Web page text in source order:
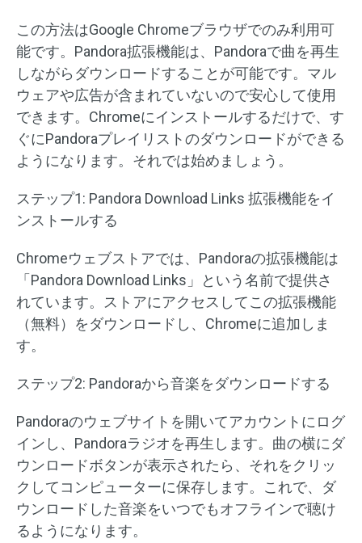
この方法はGoogle Chromeブラウザでのみ利用可
能です。Pandora拡張機能は、Pandoraで曲を再生
しながらダウンロードすることが可能です。マル
ウェアや広告が含まれていないので安心して使用
できます。Chromeにインストールするだけで、す
ぐにPandoraプレイリストのダウンロードができる
ようになります。それでは始めましょう。
ステップ1: Pandora Download Links 拡張機能をイ
ンストールする
Chromeウェブストアでは、Pandoraの拡張機能は
「Pandora Download Links」という名前で提供さ
れています。ストアにアクセスしてこの拡張機能
（無料）をダウンロードし、Chromeに追加しま
す。
ステップ2: Pandoraから音楽をダウンロードする
Pandoraのウェブサイトを開いてアカウントにログ
インし、Pandoraラジオを再生します。曲の横にダ
ウンロードボタンが表示されたら、それをクリッ
クしてコンピューターに保存します。これで、ダ
ウンロードした音楽をいつでもオフラインで聴け
るようになります。